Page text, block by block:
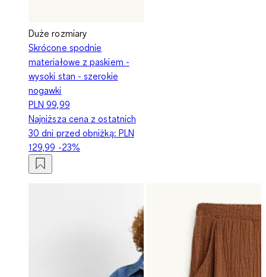
Duże rozmiary
Skrócone spodnie
materiałowe z paskiem -
wysoki stan - szerokie
nogawki
PLN 99,99
Najniższa cena z ostatnich
30 dni przed obniżką: PLN
129,99 -23%